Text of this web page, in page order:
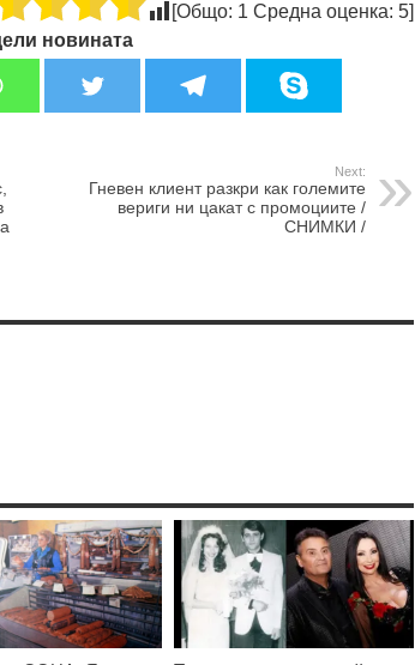
[Общо: 1 Средна оценка: 5]
новината
Next:
Гневен клиент разкри как големите
вериги ни цакат с промоциите /
СНИМКИ /